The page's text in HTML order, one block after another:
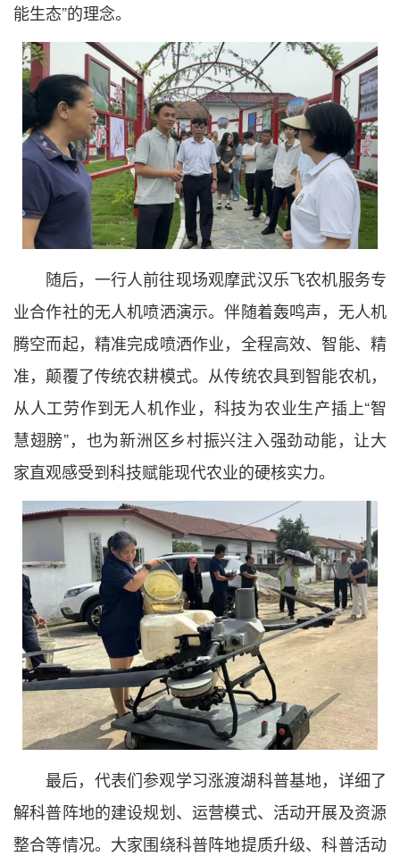
能生态”的理念。
随后，一行人前往现场观摩武汉乐飞农机服务专
业合作社的无人机喷洒演示。伴随着轰鸣声，无人机
腾空而起，精准完成喷洒作业，全程高效、智能、精
准，颠覆了传统农耕模式。从传统农具到智能农机，
从人工劳作到无人机作业，科技为农业生产插上“智
慧翅膀”，也为新洲区乡村振兴注入强劲动能，让大
家直观感受到科技赋能现代农业的硬核实力。
最后，代表们参观学习涨渡湖科普基地，详细了
解科普阵地的建设规划、运营模式、活动开展及资源
整合等情况。大家围绕科普阵地提质升级、科普活动